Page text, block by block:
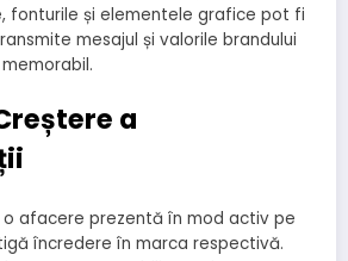
fonturile și elementele grafice pot fi
mesajul și valorile brandului
a
afacere prezentă în mod activ pe
încredere în marca respectivă.